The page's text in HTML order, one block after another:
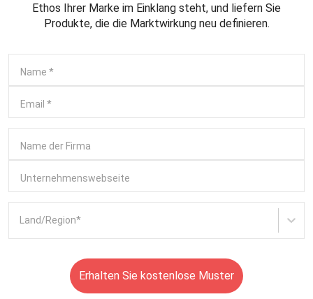
Ethos Ihrer Marke im Einklang steht, und liefern Sie
Produkte, die die Marktwirkung neu definieren.
Name *
Email *
Name der Firma
Unternehmenswebseite
Land/Region*
Erhalten Sie kostenlose Muster